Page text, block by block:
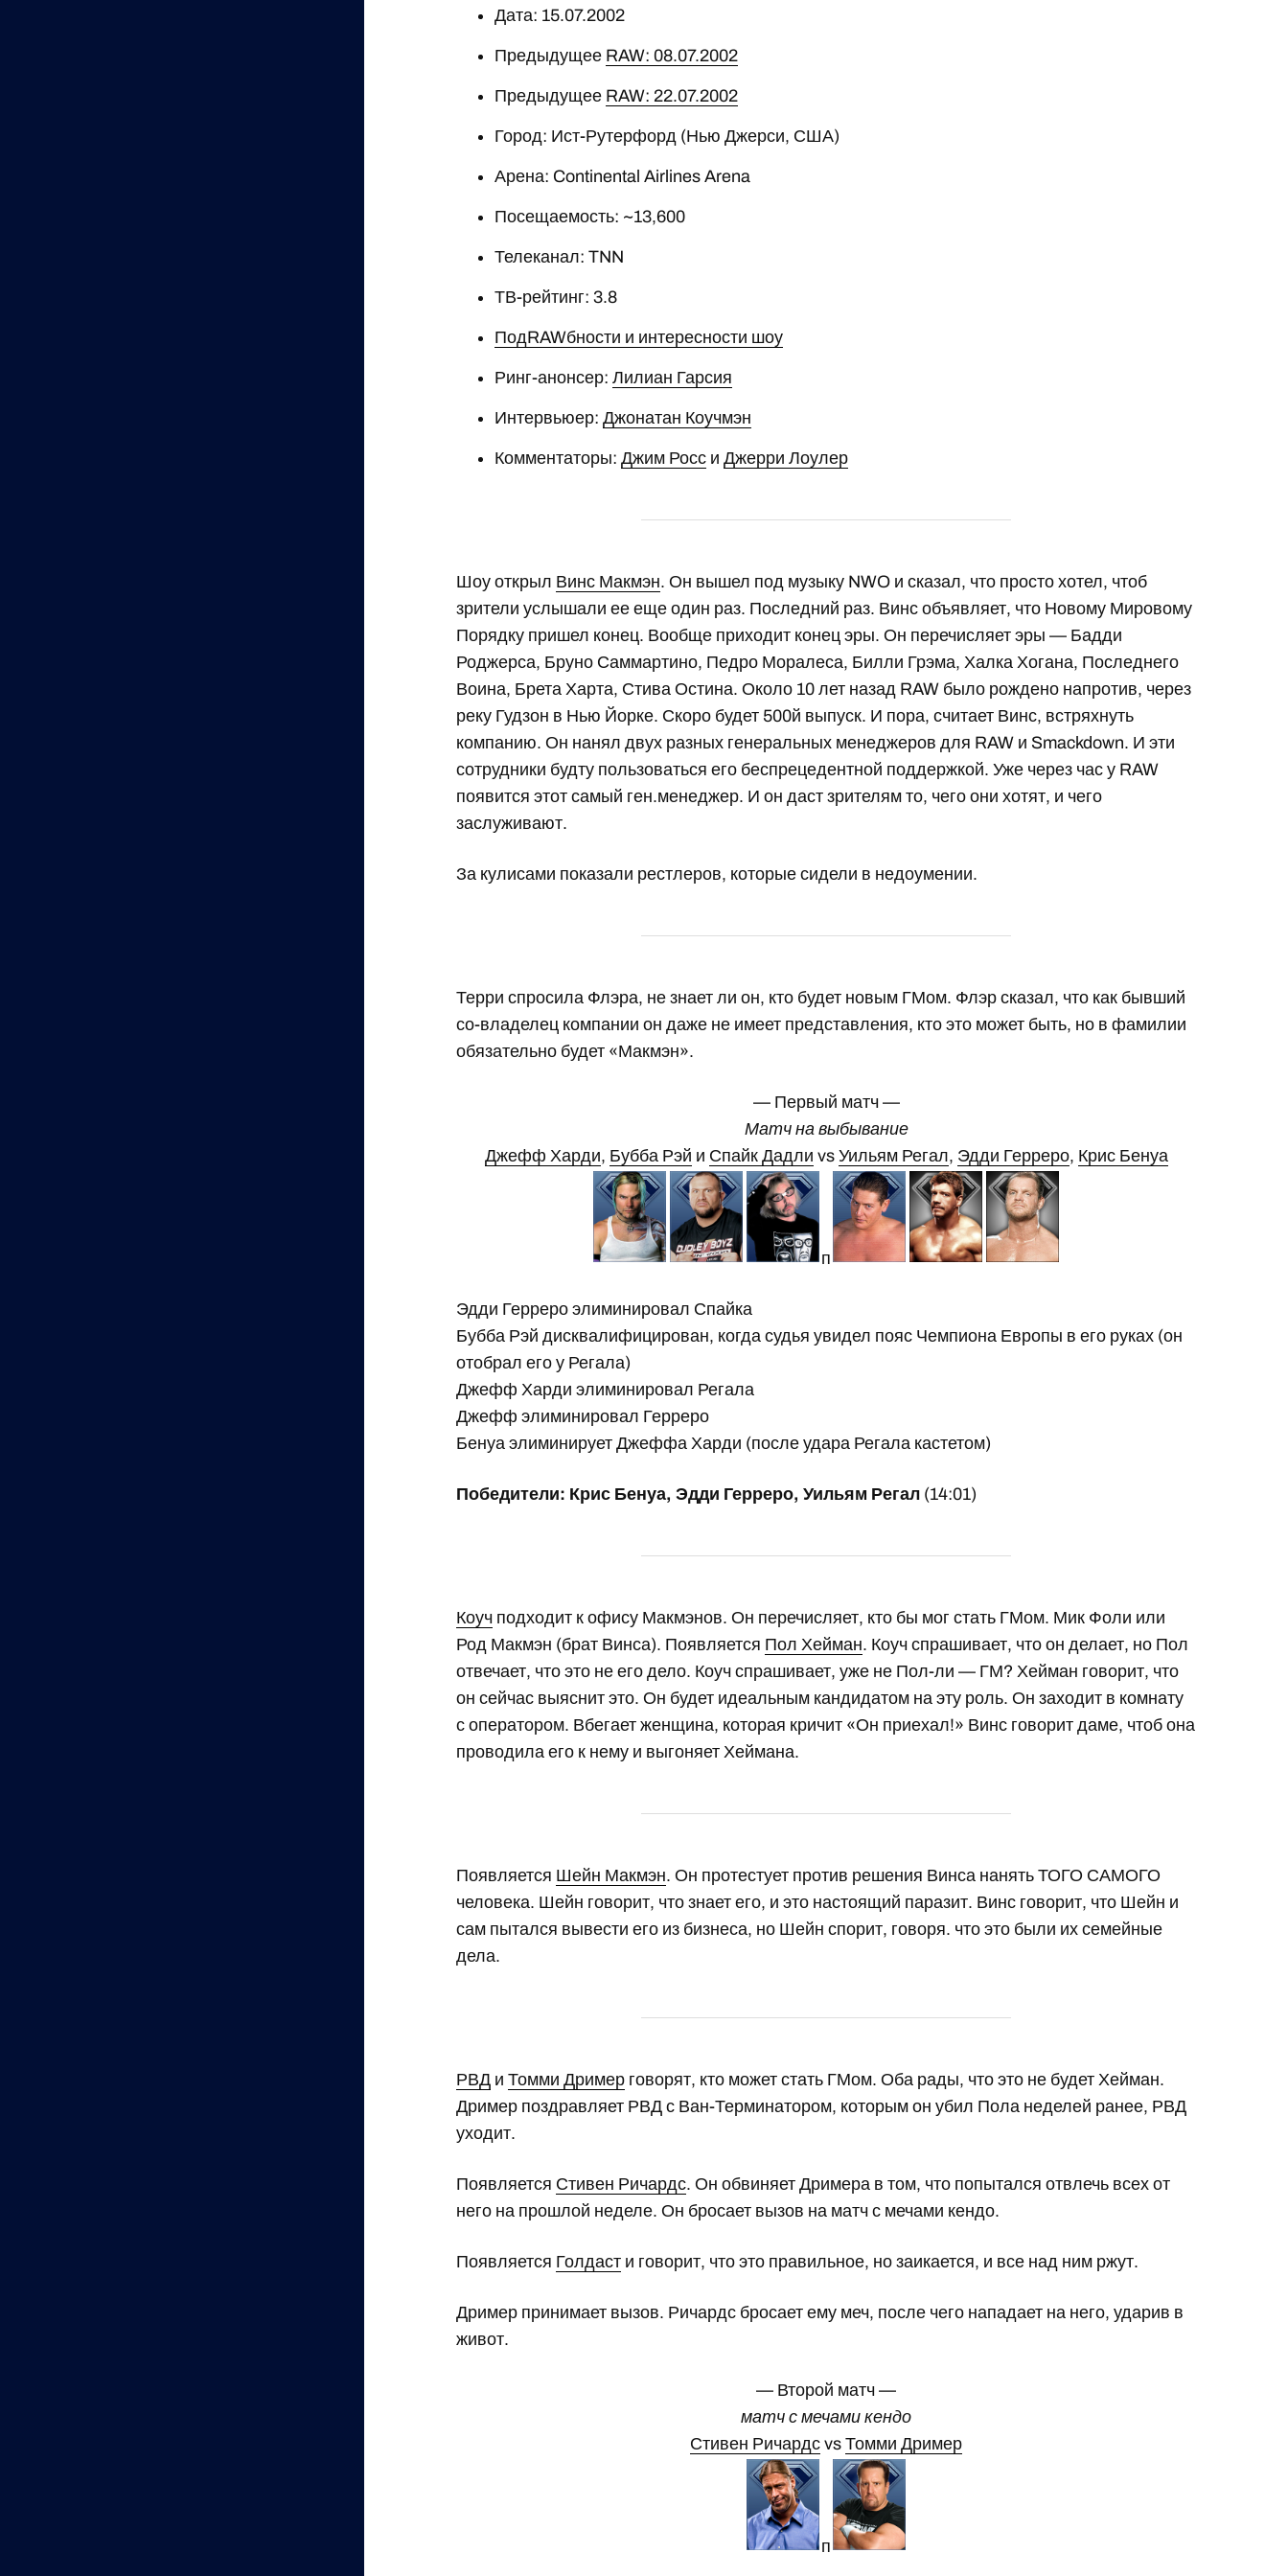
Дата: 15.07.2002
Предыдущее RAW: 08.07.2002
Предыдущее RAW: 22.07.2002
Город: Ист-Рутерфорд (Нью Джерси, США)
Арена: Continental Airlines Arena
Посещаемость: ~13,600
Телеканал: TNN
ТВ-рейтинг: 3.8
ПодRAWбности и интересности шоу
Ринг-анонсер:Лилиан Гарсия
Интервьюер:Джонатан Коучмэн
Комментаторы:Джим Росс иДжерри Лоулер
Шоу открыл Винс Макмэн. Он вышел под музыку NWO и сказал, что просто хотел, чтоб
зрители услышали ее еще один раз. Последний раз. Винс объявляет, что Новому Мировому
Порядку пришел конец. Вообще приходит конец эры. Он перечисляет эры — Бадди
Роджерса, Бруно Саммартино, Педро Моралеса, Билли Грэма, Халка Хогана, Последнего
Воина, Брета Харта, Стива Остина. Около 10 лет назад RAW было рождено напротив, через
реку Гудзон в Нью Йорке. Скоро будет 500й выпуск. И пора, считает Винс, встряхнуть
компанию. Он нанял двух разных генеральных менеджеров для RAW и Smackdown. И эти
сотрудники будту пользоваться его беспрецедентной поддержкой. Уже через час у RAW
появится этот самый ген.менеджер. И он даст зрителям то, чего они хотят, и чего
заслуживают.
За кулисами показали рестлеров, которые сидели в недоумении.
Терри спросила Флэра, не знает ли он, кто будет новым ГМом. Флэр сказал, что как бывший
со-владелец компании он даже не имеет представления, кто это может быть, но в фамилии
обязательно будет «Макмэн».
— Первый матч —
Матч на выбывание
Джефф Харди, Бубба Рэй и Спайк Дадли vs Уильям Регал, Эдди Герреро, Крис Бенуа
п
Эдди Герреро элиминировал Спайка
Бубба Рэй дисквалифицирован, когда судья увидел пояс Чемпиона Европы в его руках (он
отобрал его у Регала)
Джефф Харди элиминировал Регала
Джефф элиминировал Герреро
Бенуа элиминирует Джеффа Харди (после удара Регала кастетом)
Победители: Крис Бенуа, Эдди Герреро, Уильям Регал (14:01)
Коуч подходит к офису Макмэнов. Он перечисляет, кто бы мог стать ГМом. Мик Фоли или
Род Макмэн (брат Винса). Появляется Пол Хейман. Коуч спрашивает, что он делает, но Пол
отвечает, что это не его дело. Коуч спрашивает, уже не Пол-ли — ГМ? Хейман говорит, что
он сейчас выяснит это. Он будет идеальным кандидатом на эту роль. Он заходит в комнату
с оператором. Вбегает женщина, которая кричит «Он приехал!» Винс говорит даме, чтоб она
проводила его к нему и выгоняет Хеймана.
Появляется Шейн Макмэн. Он протестует против решения Винса нанять ТОГО САМОГО
человека. Шейн говорит, что знает его, и это настоящий паразит. Винс говорит, что Шейн и
сам пытался вывести его из бизнеса, но Шейн спорит, говоря. что это были их семейные
дела.
РВД иТомми Дример говорят, кто может стать ГМом. Оба рады, что это не будет Хейман.
Дример поздравляет РВД с Ван-Терминатором, которым он убил Пола неделей ранее, РВД
уходит.
Появляется Стивен Ричардс. Он обвиняет Дримера в том, что попытался отвлечь всех от
него на прошлой неделе. Он бросает вызов на матч с мечами кендо.
Появляется Голдаст и говорит, что это правильное, но заикается, и все над ним ржут.
Дример принимает вызов. Ричардс бросает ему меч, после чего нападает на него, ударив в
живот.
— Второй матч —
матч с мечами кендо
Стивен Ричардс vs Томми Дример
п